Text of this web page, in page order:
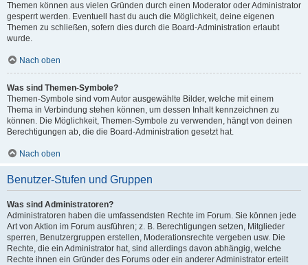
Themen können aus vielen Gründen durch einen Moderator oder Administrator
gesperrt werden. Eventuell hast du auch die Möglichkeit, deine eigenen
Themen zu schließen, sofern dies durch die Board-Administration erlaubt
wurde.
Nach oben
Was sind Themen-Symbole?
Themen-Symbole sind vom Autor ausgewählte Bilder, welche mit einem
Thema in Verbindung stehen können, um dessen Inhalt kennzeichnen zu
können. Die Möglichkeit, Themen-Symbole zu verwenden, hängt von deinen
Berechtigungen ab, die die Board-Administration gesetzt hat.
Nach oben
Benutzer-Stufen und Gruppen
Was sind Administratoren?
Administratoren haben die umfassendsten Rechte im Forum. Sie können jede
Art von Aktion im Forum ausführen; z. B. Berechtigungen setzen, Mitglieder
sperren, Benutzergruppen erstellen, Moderationsrechte vergeben usw. Die
Rechte, die ein Administrator hat, sind allerdings davon abhängig, welche
Rechte ihnen ein Gründer des Forums oder ein anderer Administrator erteilt